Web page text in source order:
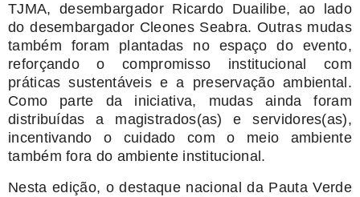
TJMA, desembargador Ricardo Duailibe, ao lado
do desembargador Cleones Seabra. Outras mudas
também foram plantadas no espaço do evento,
reforçando o compromisso institucional com
práticas sustentáveis e a preservação ambiental.
Como parte da iniciativa, mudas ainda foram
distribuídas a magistrados(as) e servidores(as),
incentivando o cuidado com o meio ambiente
também fora do ambiente institucional.
Nesta edição, o destaque nacional da Pauta Verde